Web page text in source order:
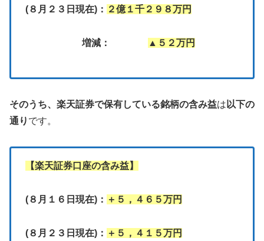
(８月２３日現在)： ２億１千２９８万円
増減： ▲５２万円
そのうち、 楽天証券で保有している銘柄の含み益は 以下の
通り です。
【楽天証券口座の含み益】
(８月１６日現在)： ＋５，４６５万円
(８月２３日現在)： ＋５，４１５万円